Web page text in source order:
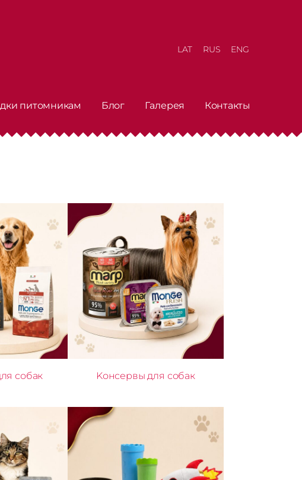
питомникам Блог Галерея Контакты
LAT RUS ENG
собак Kонсервы для собак